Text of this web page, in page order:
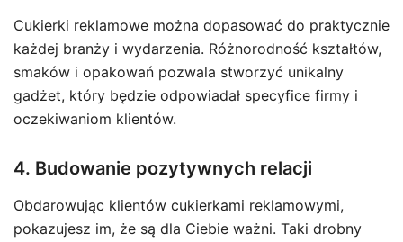
Cukierki reklamowe można dopasować do praktycznie
każdej branży i wydarzenia. Różnorodność kształtów,
smaków i opakowań pozwala stworzyć unikalny
gadżet, który będzie odpowiadał specyfice firmy i
oczekiwaniom klientów.
4. Budowanie pozytywnych relacji
Obdarowując klientów cukierkami reklamowymi,
pokazujesz im, że są dla Ciebie ważni. Taki drobny